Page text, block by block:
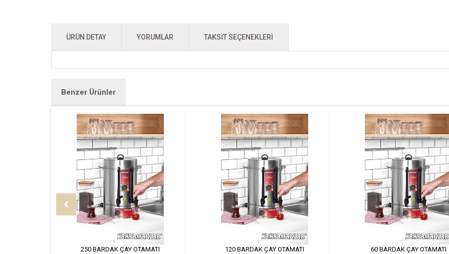
ÜRÜN DETAY YORUMLAR TAKSIT SEÇENEKLERI
Benzer Ürünler
250 BARDAK ÇAY OTAMATI 120 BARDAK ÇAY OTAMATI 60 BARDAK ÇAY OTAMATI